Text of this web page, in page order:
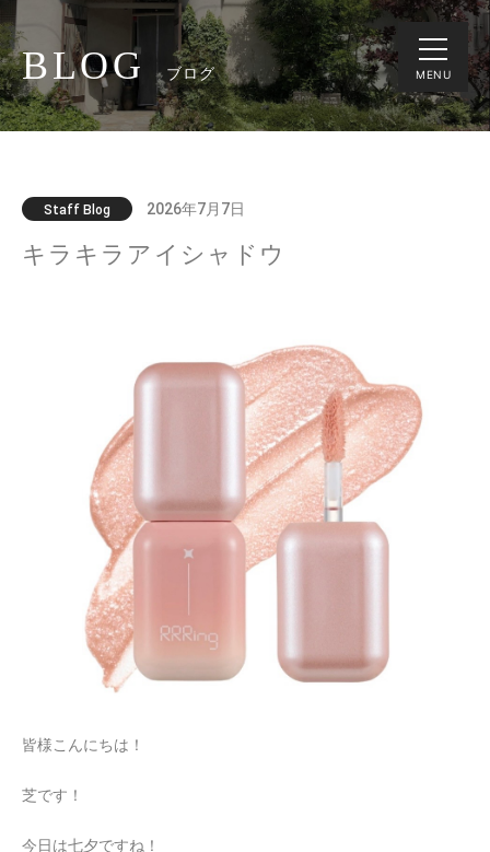
MENU
BLOG ブログ
Staff Blog 2026年7月7日
キラキラアイシャドウ
皆様こんにちは！
芝です！
今日は七夕ですね！